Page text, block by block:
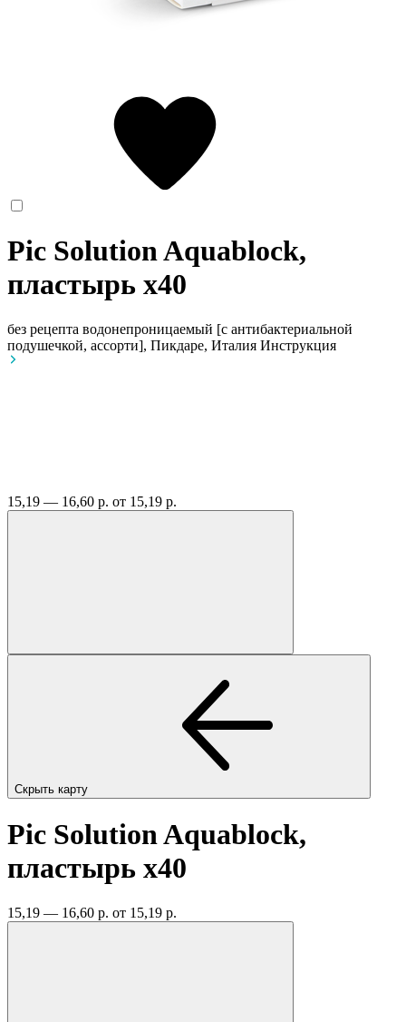
Pic Solution Aquablock,
пластырь x40
без рецепта водонепроницаемый [с антибактериальной
подушечкой, ассорти], Пикдаре, Италия Инструкция
15,19 — 16,60 р. от 15,19 р.
Скрыть карту
Pic Solution Aquablock,
пластырь x40
15,19 — 16,60 р. от 15,19 р.